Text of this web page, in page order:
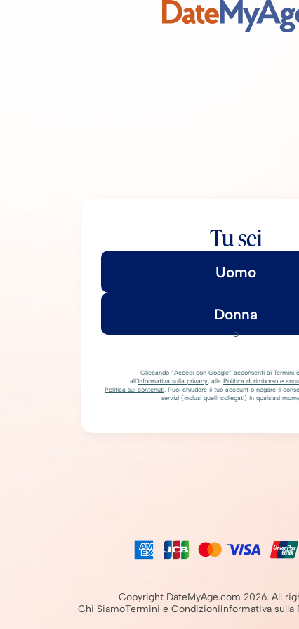
Tu sei
Uomo
Donna
o
Cliccando “Accedi con Google” acconsenti ai Termini
all’Informativa sulla privacy , alla Politica di rimborso e
Politica sui contenuti . Puoi chiudere il tuo account o negare il
servizi (inclusi quelli collegati) in qualsiasi
Copyright DateMyAge.com 2026. All
Chi SiamoTermini e CondizioniInformativa sulla